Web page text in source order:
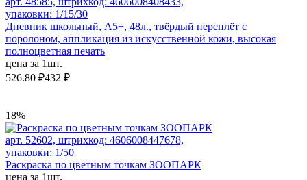
упаковки: 1/15/30
Дневник школьный, А5+, 48л., твёрдый переплёт с
поролоном, аппликация из искусственной кожи, высокая
полноцветная печать
цена за 1шт.
526.80 ₽432 ₽
18%
арт. 52602, штрихкод: 4606008447678,
упаковки: 1/50
Раскраска по цветным точкам ЗООПАРК
цена за 1шт.